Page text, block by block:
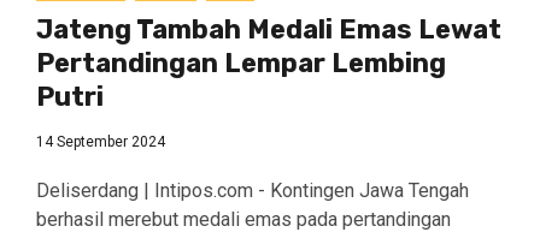
Jateng Tambah Medali Emas Lewat
Pertandingan Lempar Lembing
Putri
14 September 2024
Deliserdang | Intipos.com - Kontingen Jawa Tengah
berhasil merebut medali emas pada pertandingan